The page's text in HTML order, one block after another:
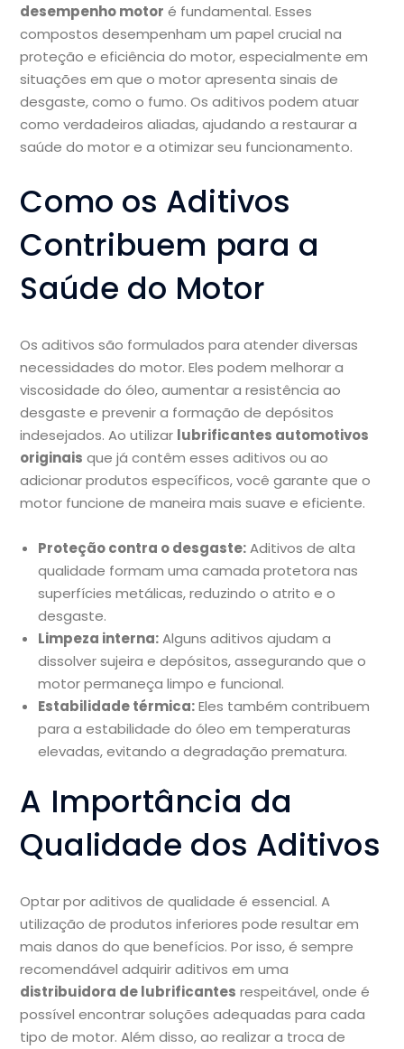
desempenho motor é fundamental. Esses
compostos desempenham um papel crucial na
proteção e eficiência do motor, especialmente em
situações em que o motor apresenta sinais de
desgaste, como o fumo. Os aditivos podem atuar
como verdadeiros aliadas, ajudando a restaurar a
saúde do motor e a otimizar seu funcionamento.
Como os Aditivos
Contribuem para a
Saúde do Motor
Os aditivos são formulados para atender diversas
necessidades do motor. Eles podem melhorar a
viscosidade do óleo, aumentar a resistência ao
desgaste e prevenir a formação de depósitos
indesejados. Ao utilizar lubrificantes automotivos
originais que já contêm esses aditivos ou ao
adicionar produtos específicos, você garante que o
motor funcione de maneira mais suave e eficiente.
Proteção contra o desgaste:Aditivos de alta
qualidade formam uma camada protetora nas
superfícies metálicas, reduzindo o atrito e o
desgaste.
Limpeza interna:Alguns aditivos ajudam a
dissolver sujeira e depósitos, assegurando que o
motor permaneça limpo e funcional.
Estabilidade térmica:Eles também contribuem
para a estabilidade do óleo em temperaturas
elevadas, evitando a degradação prematura.
A Importância da
Qualidade dos Aditivos
Optar por aditivos de qualidade é essencial. A
utilização de produtos inferiores pode resultar em
mais danos do que benefícios. Por isso, é sempre
recomendável adquirir aditivos em uma
distribuidora de lubrificantes respeitável, onde é
possível encontrar soluções adequadas para cada
tipo de motor. Além disso, ao realizar a troca de